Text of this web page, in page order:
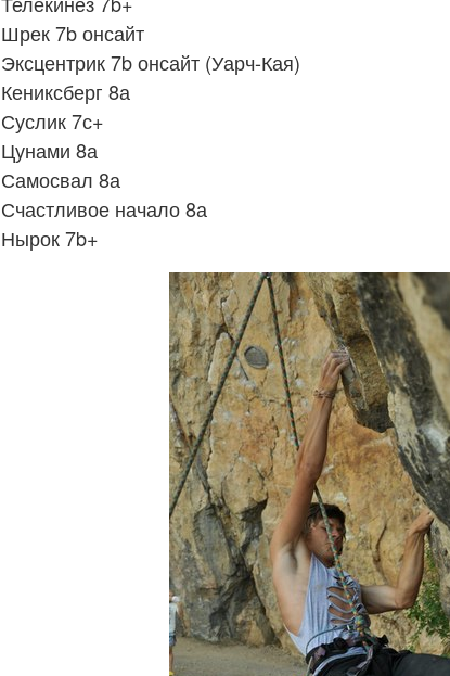
Шрек 7b онсайт
Эксцентрик 7b онсайт (Уарч-Кая)
Кениксберг 8а
Суслик 7с+
Цунами 8а
Самосвал 8а
Счастливое начало 8а
Нырок 7b+